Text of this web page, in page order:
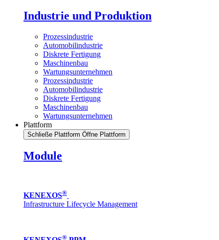
Industrie und Produktion
Prozessindustrie
Automobilindustrie
Diskrete Fertigung
Maschinenbau
Wartungsunternehmen
Prozessindustrie
Automobilindustrie
Diskrete Fertigung
Maschinenbau
Wartungsunternehmen
Plattform
Schließe Plattform Öffne Plattform
Module
KENEXOS®
Infrastructure Lifecycle Management
®